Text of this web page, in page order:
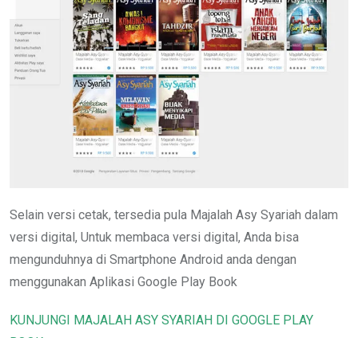
Selain versi cetak, tersedia pula Majalah Asy Syariah dalam
versi digital, Untuk membaca versi digital, Anda bisa
mengunduhnya di Smartphone Android anda dengan
menggunakan Aplikasi Google Play Book
KUNJUNGI MAJALAH ASY SYARIAH DI GOOGLE PLAY